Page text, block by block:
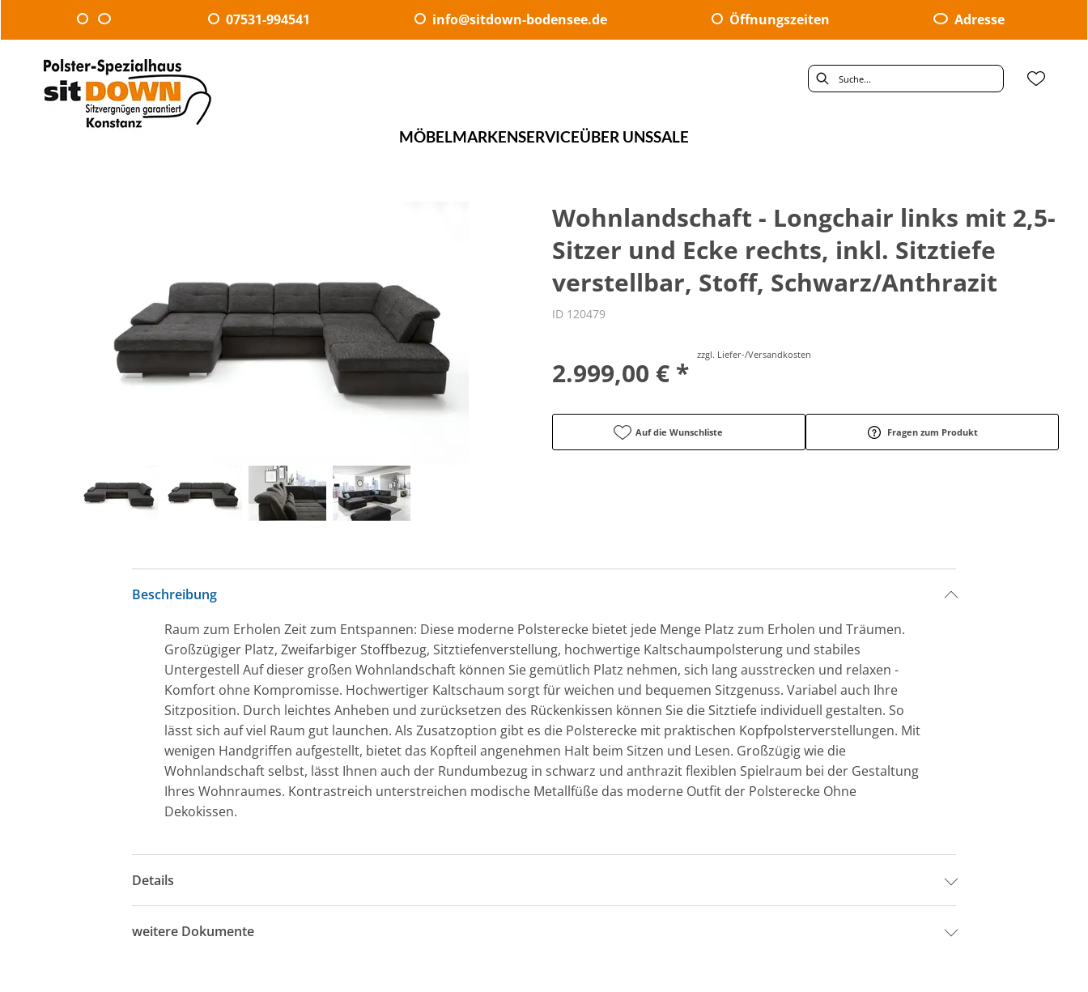
07531-994541 info@sitdown-bodensee.de Öffnungszeiten Adresse
MÖBELMARKENSERVICEÜBER UNSSALE
Wohnlandschaft - Longchair links mit 2,5-
Sitzer und Ecke rechts, inkl. Sitztiefe
verstellbar, Stoff, Schwarz/Anthrazit
ID 120479
2.999,00 € *
zzgl. Liefer-/Versandkosten
Auf die Wunschliste Fragen zum Produkt
Beschreibung
Raum zum Erholen Zeit zum Entspannen: Diese moderne Polsterecke bietet jede Menge Platz zum Erholen und Träumen.
Großzügiger Platz, Zweifarbiger Stoffbezug, Sitztiefenverstellung, hochwertige Kaltschaumpolsterung und stabiles
Untergestell Auf dieser großen Wohnlandschaft können Sie gemütlich Platz nehmen, sich lang ausstrecken und relaxen -
Komfort ohne Kompromisse. Hochwertiger Kaltschaum sorgt für weichen und bequemen Sitzgenuss. Variabel auch Ihre
Sitzposition. Durch leichtes Anheben und zurücksetzen des Rückenkissen können Sie die Sitztiefe individuell gestalten. So
lässt sich auf viel Raum gut launchen. Als Zusatzoption gibt es die Polsterecke mit praktischen Kopfpolsterverstellungen. Mit
wenigen Handgriffen aufgestellt, bietet das Kopfteil angenehmen Halt beim Sitzen und Lesen. Großzügig wie die
Wohnlandschaft selbst, lässt Ihnen auch der Rundumbezug in schwarz und anthrazit flexiblen Spielraum bei der Gestaltung
Ihres Wohnraumes. Kontrastreich unterstreichen modische Metallfüße das moderne Outfit der Polsterecke Ohne
Dekokissen.
Details
weitere Dokumente